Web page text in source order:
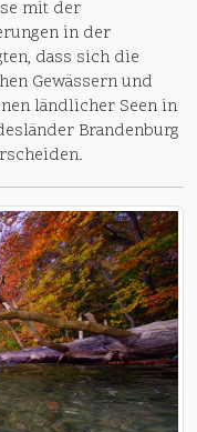
mit der
in der
dass sich die
Gewässern und
ländlicher Seen in
Brandenburg